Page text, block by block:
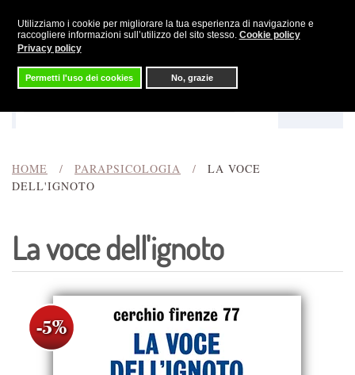
Utilizziamo i cookie per migliorare la tua esperienza di navigazione e
raccogliere informazioni sull’utilizzo del sito stesso. Cookie policy
Privacy policy
Permetti l'uso dei cookies No, grazie
Skip to main content
HOME PARAPSICOLOGIA
LA VOCE
DELL'IGNOTO
La voce dell'ignoto